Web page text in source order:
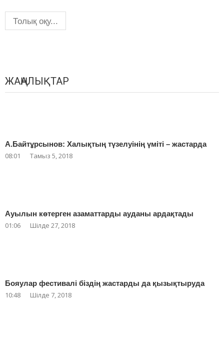
Толық оқу...
ЖАҢАЛЫҚТАР
А.Байтұрсынов: Халықтың түзелуінің үміті – жастарда
08:01 Тамыз 5, 2018
Ауылын көтерген азаматтарды ауданы ардақтады
01:06 Шілде 27, 2018
Бояулар фестивалі біздің жастарды да қызықтыруда
10:48 Шілде 7, 2018